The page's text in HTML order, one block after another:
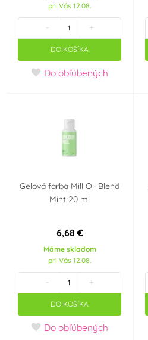
pri Vás 12.08.
- +
DO KOŠÍKA
Do obľúbených
Gelová farba Mill Oil Blend
Mint 20 ml
6,68 €
Máme skladom
pri Vás 12.08.
- +
DO KOŠÍKA
Do obľúbených